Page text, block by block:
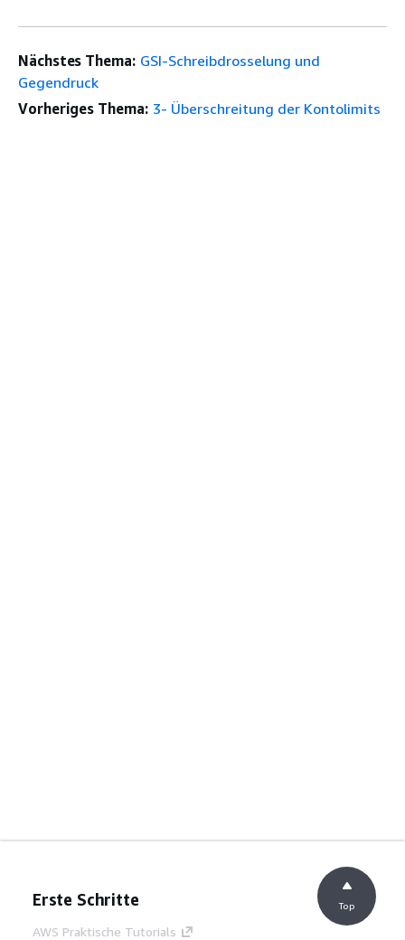
Nächstes Thema: GSI-Schreibdrosselung und
Gegendruck
Vorheriges Thema: 3- Überschreitung der Kontolimits
Erste Schritte
AWS Praktische Tutorials
Top